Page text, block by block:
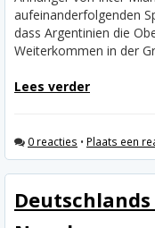
aufeinanderfolgenden
dass Argentinien die
Weiterkommen in der
Lees verder
0 reacties • Plaats een